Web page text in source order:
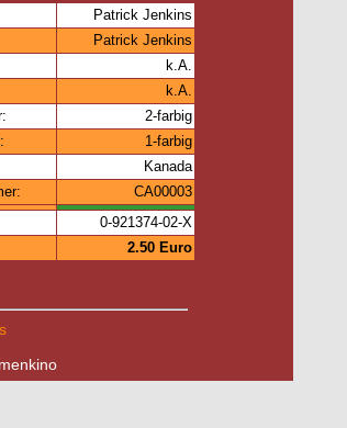
Patrick Jenkins
Patrick Jenkins
k.A.
k.A.
2-farbig
1-farbig
Kanada
CA00003
0-921374-02-X
2.50 Euro